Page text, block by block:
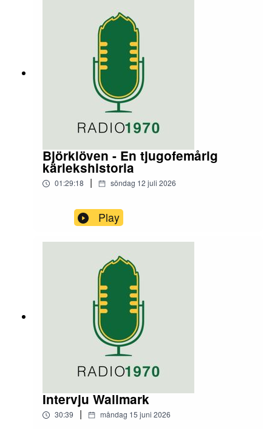
Björklöven - En tjugofemårig
kärlekshistoria
01:29:18 | söndag 12 juli 2026
Play
Intervju Wallmark
30:39 | måndag 15 juni 2026